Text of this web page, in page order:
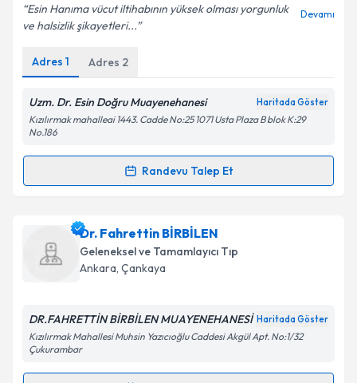
Kişisel verilerimin işlenmesine ilişkin
Metni'ni okudum ve kişisel verilerimin belirtilen
kapsamda işlenmesini kabul ediyorum.
Esin Hanıma vücut iltihabının yüksek olması yorgunluk
ve halsizlik şikayetleri...
Devamı
Adres 1 Adres 2
Uzm. Dr. Esin Doğru Muayenehanesi Haritada Göster
Kızılırmak mahalleai 1443. Cadde No:25 1071 Usta Plaza B blok K:29
No.186
Randevu Talep Et
Randevu Takvimi Talebi
Uzm. Dr. Esin Doğruiçin randevu takvimi talebi
oluşturun. Size bu uzmandan randevu almanız için bir
takvim hazırlandığında e-posta ile bilgilendireceğiz.
Kişisel verilerimin işlenmesine ilişkinAydınlatma
Dr. Fahrettin BİRBİLEN
Geleneksel ve Tamamlayıcı Tıp
Ankara, Çankaya
DR.FAHRETTİN BİRBİLEN MUAYENEHANESİ Haritada Göster
Kızılırmak Mahallesi Muhsin Yazıcıoğlu Caddesi Akgül Apt. No:1/32
Çukurambar